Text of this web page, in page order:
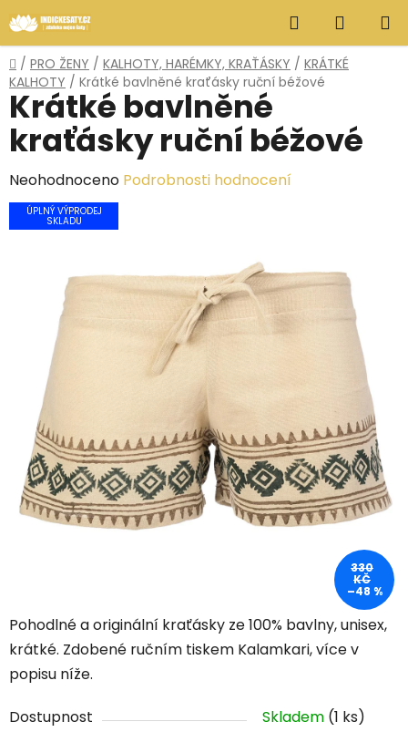
na
obsah
Hledat
KOŠÍK
Domů
/ PRO ŽENY / KALHOTY, HARÉMKY, KRAŤÁSKY / KRÁTKÉ
KALHOTY / Krátké bavlněné kraťásky ruční béžové
Pohodlné a originální kraťásky ze 100% bavlny, unisex,
krátké. Zdobené ručním tiskem Kalamkari, více v
popisu níže.
Dostupnost Skladem (1 ks)
Krátké bavlněné
kraťásky ruční béžové
Průměrné
hodnocení
produktu
hvězdiček.
Neohodnoceno Podrobnosti hodnocení
ÚPLNÝ VÝPRODEJ
SKLADU
330
KČ
–48 %